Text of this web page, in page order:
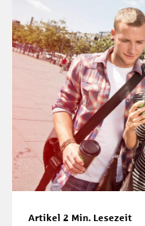
Artikel 2 Min. Lesezeit